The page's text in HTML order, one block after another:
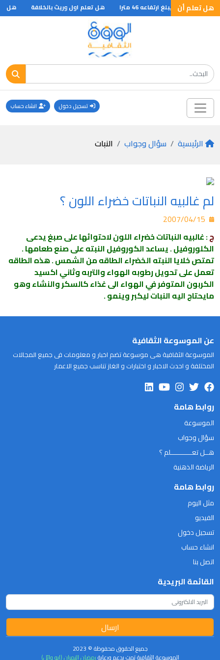
هل تعلم أن هل تعلم اول وريث بالخلافة هل
تسجيل دخول انشاء حساب
الرئيسية سؤال وجواب النبات
لم غالبيه النباتات خضراء اللون ؟
ج: غالبيه النباتات خضراء اللون لاحتوائها على صبغ يدعى
الكلوروفيل . يساعد الكوروفيل النبته على صنع طعامها .
تمتص خلايا النبته الخضراء الطاقه من الشمس . هذه الطاقه
تعمل على تحويل رطوبه الهواء والتربه وثاني اكسيد
الكربون المتوفر في الهواء الى غذاء كالسكر والنشاء وهو
مايحتاج اليه النبات ليكبر وينمو .
عن الموسوعة الثقافية
الموسوعة الثقافية هى موسوعة تضم اخبار و معلومات فى جميع المجالات
المختلفة و احدث الاخبار و اختبارات و الغاز تناسب جميع الاعمار
روابط هامة
الموسوعة
سؤال وجواب
هــل تعـــــــــــلم ؟
الرياضة الذهنية
روابط هامة
مثل اليوم
الفيديو
تسجيل دخول
انشاء حساب
اتصل بنا
القائمة البريدية
ارسال
جميع الحقوق محفوظة © 2023
الموسوعة الثقافية تمت بدعم ورعايةرمضان النمران (ابو وائل)